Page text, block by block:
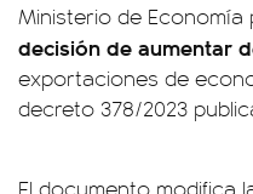
Ministerio de
decisión de aumentar
exportaciones de
decreto 378/2023
El documento modifica